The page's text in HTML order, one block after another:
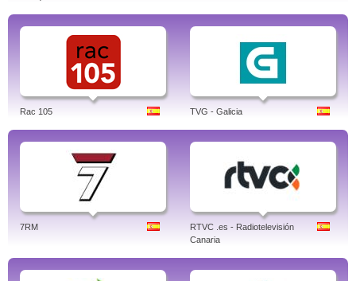
Rac 105 TVG - Galicia
7RM
RTVC .es - Radiotelevisión
Canaria